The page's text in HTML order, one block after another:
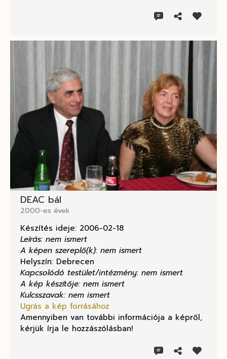
DEAC bál
2000-es évek
Készítés ideje: 2006-02-18
Leírás: nem ismert
A képen szereplő(k): nem ismert
Helyszín: Debrecen
Kapcsolódó testület/intézmény: nem ismert
A kép készítője: nem ismert
Kulcsszavak: nem ismert
Ugrás a kép forrásához
Amennyiben van további információja a képről,
kérjük írja le hozzászólásban!